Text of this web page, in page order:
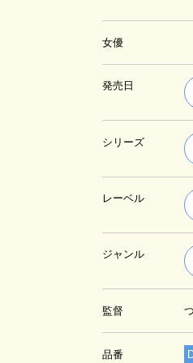
女優
発売日
シリーズ
レーベル
ジャンル
監督
品番